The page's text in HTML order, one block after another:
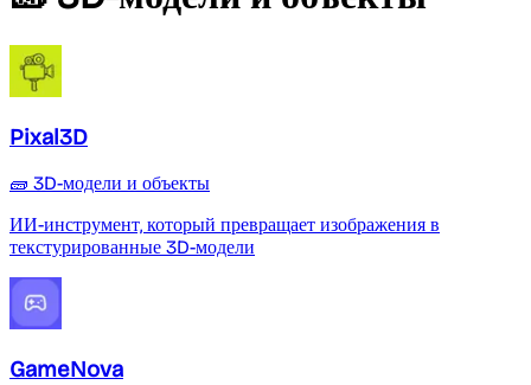
Pixal3D
🧱 3D-модели и объекты
ИИ-инструмент, который превращает изображения в
текстурированные 3D-модели
GameNova